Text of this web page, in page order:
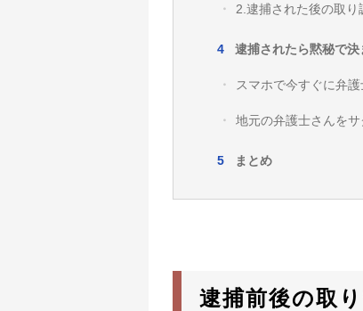
2.逮捕された後の取り
逮捕されたら黙秘で決
スマホで今すぐに弁
地元の弁護士さんを
まとめ
逮捕前後の取